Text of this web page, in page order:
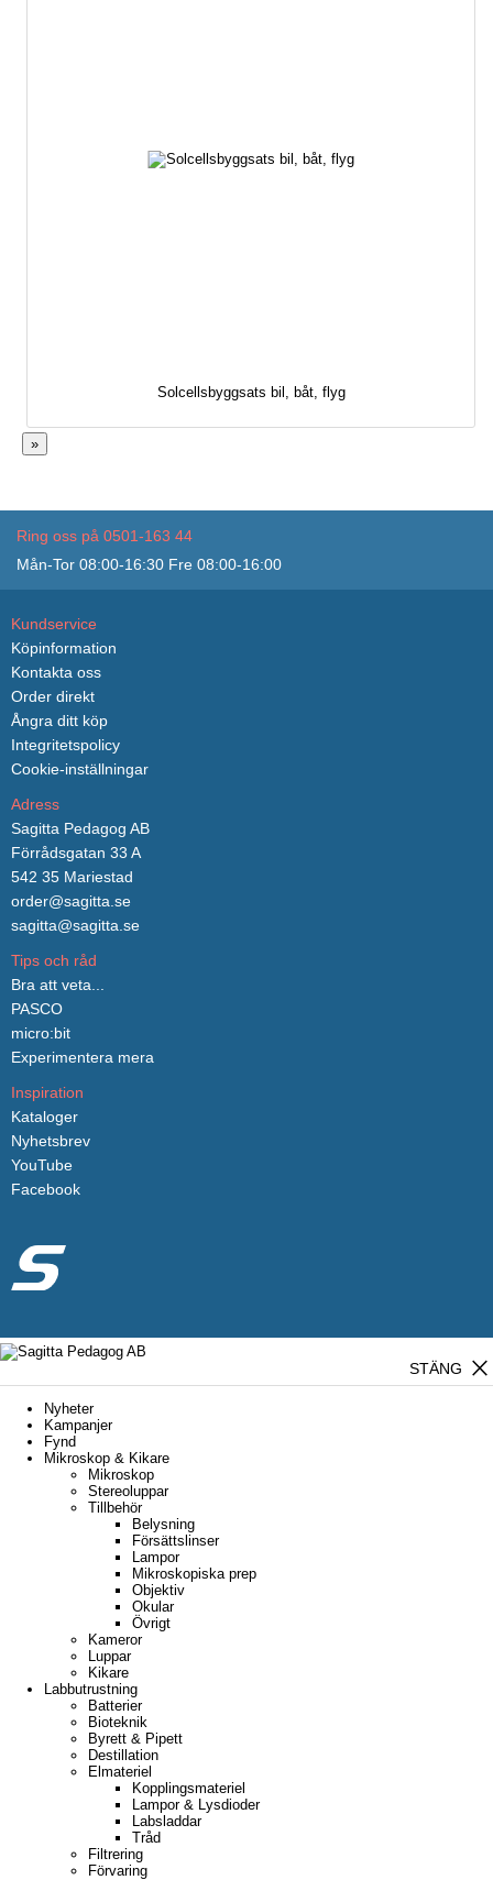
Solcellsbyggsats bil, båt, flyg
»
Ring oss på 0501-163 44
Mån-Tor 08:00-16:30 Fre 08:00-16:00
Kundservice
Köpinformation
Kontakta oss
Order direkt
Ångra ditt köp
Integritetspolicy
Cookie-inställningar
Adress
Sagitta Pedagog AB
Förrådsgatan 33 A
542 35 Mariestad
order@sagitta.se
sagitta@sagitta.se
Tips och råd
Bra att veta...
PASCO
micro:bit
Experimentera mera
Inspiration
Kataloger
Nyhetsbrev
YouTube
Facebook
close
STÄNG
Nyheter
Kampanjer
Fynd
Mikroskop & Kikare
Mikroskop
Stereoluppar
Tillbehör
Belysning
Försättslinser
Lampor
Mikroskopiska prep
Objektiv
Okular
Övrigt
Kameror
Luppar
Kikare
Labbutrustning
Batterier
Bioteknik
Byrett & Pipett
Destillation
Elmateriel
Kopplingsmateriel
Lampor & Lysdioder
Labsladdar
Tråd
Filtrering
Förvaring